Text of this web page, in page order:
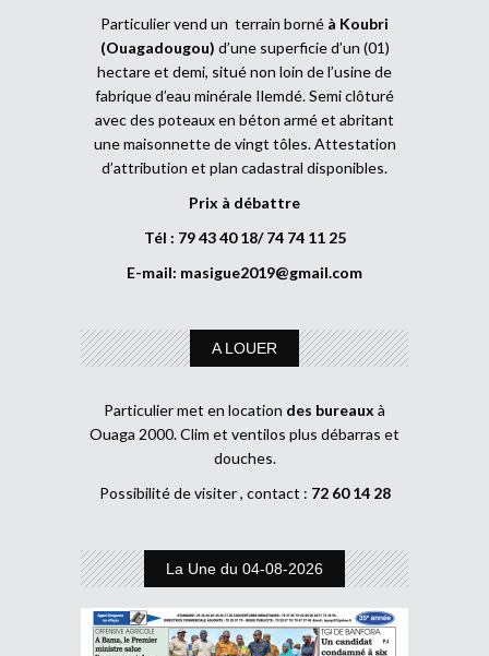
Particulier vend un terrain borné à Koubri
(Ouagadougou) d’une superficie d’un (01)
hectare et demi, situé non loin de l’usine de
fabrique d’eau minérale Ilemdé. Semi clôturé
avec des poteaux en béton armé et abritant
une maisonnette de vingt tôles. Attestation
d’attribution et plan cadastral disponibles.
Prix à débattre
Tél : 79 43 40 18/ 74 74 11 25
E-mail: masigue2019@gmail.com
A LOUER
Particulier met en location des bureaux à
Ouaga 2000. Clim et ventilos plus débarras et
douches.
Possibilité de visiter , contact : 72 60 14 28
La Une du 04-08-2026